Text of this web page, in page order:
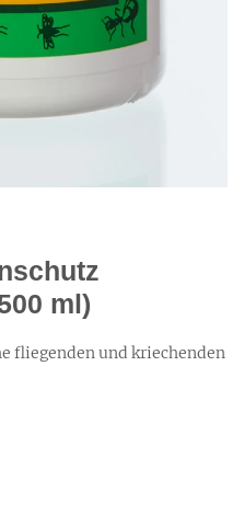
ml)
fliegenden und kriechenden